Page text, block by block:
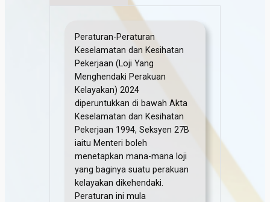
Peraturan-Peraturan
Keselamatan dan Kesihatan
Pekerjaan (Loji Yang
Menghendaki Perakuan
Kelayakan) 2024
diperuntukkan di bawah Akta
Keselamatan dan Kesihatan
Pekerjaan 1994, Seksyen 27B
iaitu Menteri boleh
menetapkan mana-mana loji
yang baginya suatu perakuan
kelayakan dikehendaki.
Peraturan ini mula